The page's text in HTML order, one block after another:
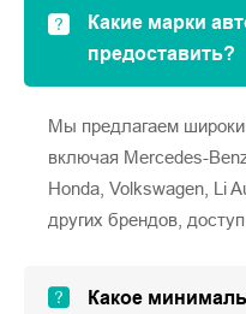
Какие марки
предоставить?
Мы предлагаем
включая Mercedes-
Honda, Volkswagen, Li
других брендов,
Какое